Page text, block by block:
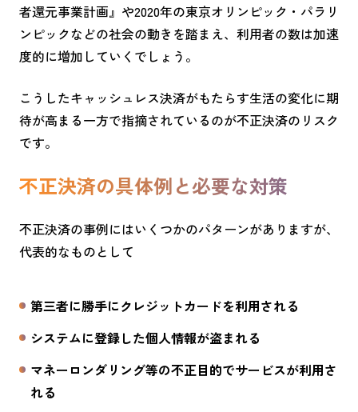
者還元事業計画』や2020年の東京オリンピック・パラリ
ンピックなどの社会の動きを踏まえ、利用者の数は加速
度的に増加していくでしょう。
こうしたキャッシュレス決済がもたらす生活の変化に期
待が高まる一方で指摘されているのが不正決済のリスク
です。
不正決済の具体例と必要な対策
不正決済の事例にはいくつかのパターンがありますが、
代表的なものとして
第三者に勝手にクレジットカードを利用される
システムに登録した個人情報が盗まれる
マネーロンダリング等の不正目的でサービスが利用さ
れる